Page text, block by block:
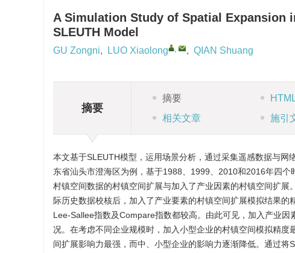
A Simulation Study of Spatial Expansion
SLEUTH Model
GU Zongni, LUO Xiaolong , , QIAN Shuang
摘要
摘要
相关文章
施引
本文基于SLEUTH模型，运用场景分析，通过采集遥感数据与
东省汕头市澄海区为例，基于1988、1999、2010和2016年四
村镇空间数据的村镇空间扩展与加入了产业因素的村镇空间扩
际历史数据校核后，加入了产业要素的村镇空间扩展模拟结果
Lee-Sallee指数及Compare指数都较高。由此可见，加入产业
况。在考虑不同企业规模时，加入小型企业的村镇空间模拟精
间扩展影响力最强，而中、小型企业的影响力逐渐降低。通过